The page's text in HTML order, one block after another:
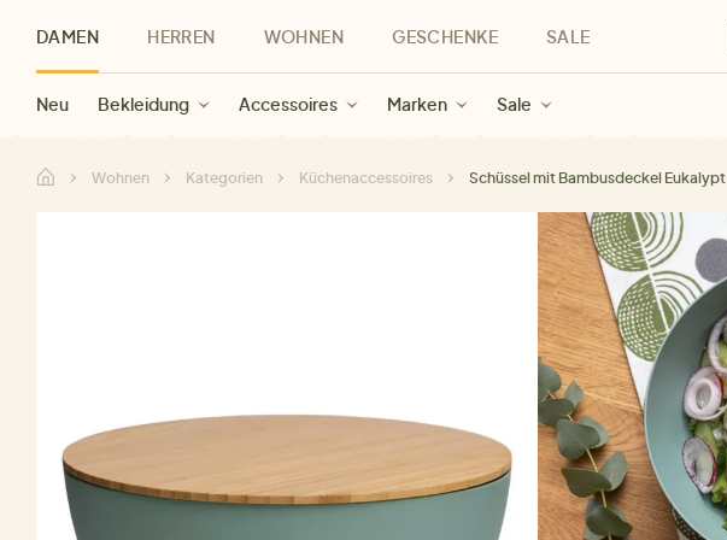
DAMEN
Neu Bekleidung Accessoires Marken Sale
HERREN
Herren Neu Bekleidung Marken Sale
WOHNEN
Kategorien Marken Sale
GESCHENKE
Geschenke für Frauen Geschenke für Männer Geschenke für Kinder
SALE
Sale Damen Sale Herren
Wohnen Kategorien Küchenaccessoires Schüssel mit Bambusdeckel Eukalypt